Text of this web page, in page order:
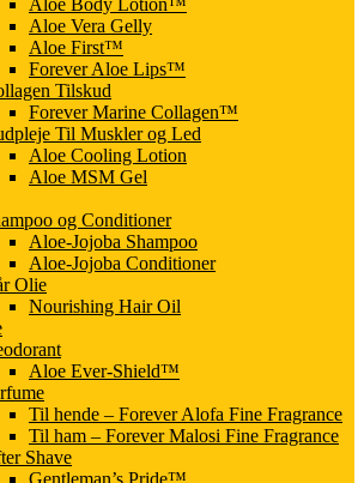
Aloe Body Lotion™
Aloe Vera Gelly
Aloe First™
Forever Aloe Lips™
Tilskud
Forever Marine Collagen™
Til Muskler og Led
Aloe Cooling Lotion
Aloe MSM Gel
og Conditioner
Aloe-Jojoba Shampoo
Aloe-Jojoba Conditioner
Olie
Nourishing Hair Oil
Aloe Ever-Shield™
Til hende – Forever Alofa Fine Fragrance
Til ham – Forever Malosi Fine Fragrance
Shave